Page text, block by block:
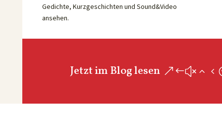
Gedichte, Kurzgeschichten und Sound&Video
ansehen.
Jetzt im Blog lesen